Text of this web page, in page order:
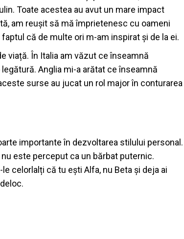
Toate acestea au avut un mare impact
am reușit să mă împrietenesc cu oameni
că de multe ori m-am inspirat și de la ei.
viață. În Italia am văzut ce înseamnă
Anglia mi-a arătat ce înseamnă
surse au jucat un rol major în conturarea
importante în dezvoltarea stilului personal.
este perceput ca un bărbat puternic.
celorlalți că tu ești Alfa, nu Beta și deja ai